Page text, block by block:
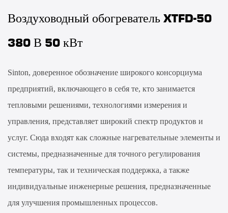
Воздуховодный обогреватель XTFD-50
380 В 50 кВт
Sinton, доверенное обозначение широкого консорциума
предприятий, включающего в себя те, кто занимается
тепловыми решениями, технологиями измерения и
управления, представляет широкий спектр продуктов и
услуг. Сюда входят как сложные нагревательные элементы и
системы, предназначенные для точного регулирования
температуры, так и техническая поддержка, а также
индивидуальные инженерные решения, предназначенные
для улучшения промышленных процессов.